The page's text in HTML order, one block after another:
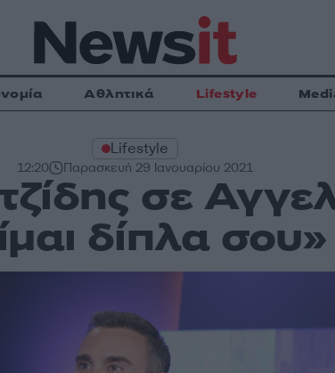
Αθλητικά Lifestyle
Lifestyle
12:20 Παρασκευή 29 Ιανουαρίου 2021
σε
δίπλα σου»